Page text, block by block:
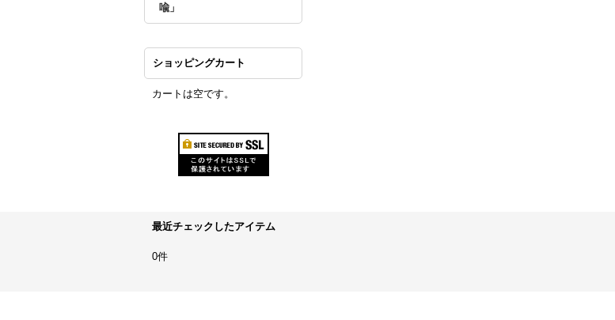
喩」
ショッピングカート
カートは空です。
最近チェックしたアイテム
0件